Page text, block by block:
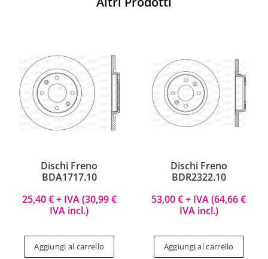
Dischi Freno
BDA1717.10
25,40€+ IVA (30,99€
IVA incl.)
Aggiungi al carrello
Dischi Freno
BDR2322.10
53,00€+ IVA (64,66€
IVA incl.)
Aggiungi al carrello